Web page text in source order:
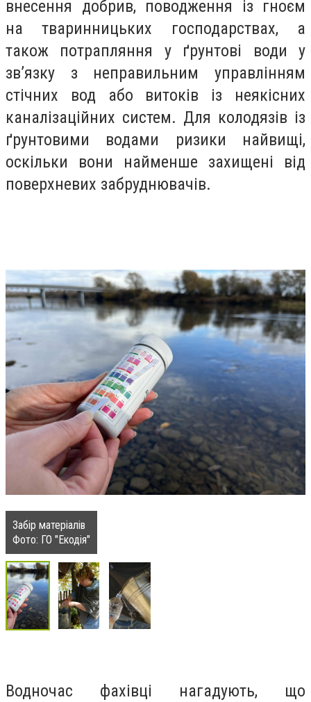
внесення добрив, поводження із гноєм
на тваринницьких господарствах, а
також потрапляння у ґрунтові води у
зв’язку з неправильним управлінням
стічних вод або витоків із неякісних
каналізаційних систем. Для колодязів із
ґрунтовими водами ризики найвищі,
оскільки вони найменше захищені від
поверхневих забруднювачів.
Забір матеріалів
Фото: ГО "Екодія"
Водночас фахівці нагадують, що